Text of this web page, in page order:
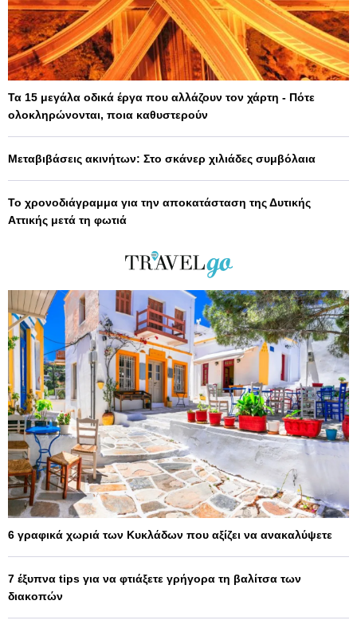
Τα 15 μεγάλα οδικά έργα που αλλάζουν τον χάρτη - Πότε
ολοκληρώνονται, ποια καθυστερούν
Μεταβιβάσεις ακινήτων: Στο σκάνερ χιλιάδες συμβόλαια
Το χρονοδιάγραμμα για την αποκατάσταση της Δυτικής
Αττικής μετά τη φωτιά
6 γραφικά χωριά των Κυκλάδων που αξίζει να ανακαλύψετε
7 έξυπνα tips για να φτιάξετε γρήγορα τη βαλίτσα των
διακοπών